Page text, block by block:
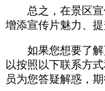
总之，在景区宣
增添宣传片魅力、
如果您想要了解
以按照以下联系方
员为您答疑解惑，期